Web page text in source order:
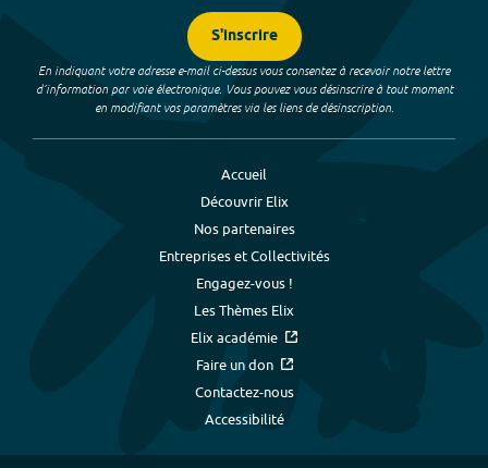
S'inscrire
En indiquant votre adresse e-mail ci-dessus vous consentez à recevoir notre lettre
d’information par voie électronique. Vous pouvez vous désinscrire à tout moment
en modifiant vos paramètres via les liens de désinscription.
Accueil
Découvrir Elix
Nos partenaires
Entreprises et Collectivités
Engagez-vous !
Les Thèmes Elix
Elix académie
Faire un don
Contactez-nous
Accessibilité